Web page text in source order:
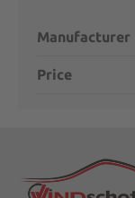
Manufacturer
Price